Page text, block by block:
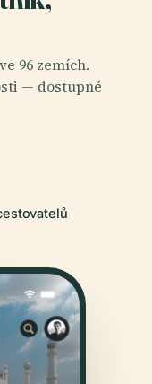
96 zemích.
— dostupné